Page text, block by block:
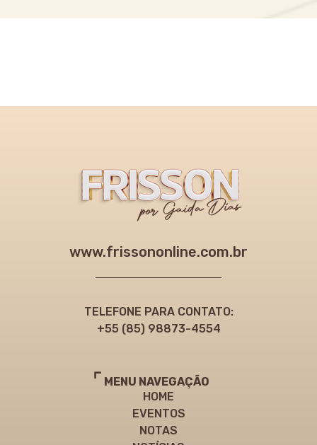
www.frissononline.com.br
TELEFONE PARA CONTATO:
+55 (85) 98873-4554
MENU NAVEGAÇÃO
HOME
EVENTOS
NOTAS